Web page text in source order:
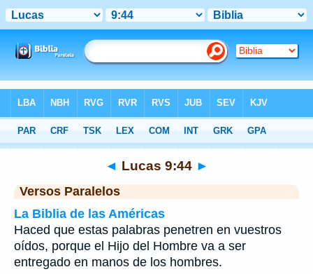
>Lucas > Capítulo 9> Verso 44
◄ Lucas 9:44 ►
Versos Paralelos
La Biblia de las Américas
Haced que estas palabras penetren en vuestros
oídos, porque el Hijo del Hombre va a ser
entregado en manos de los hombres.